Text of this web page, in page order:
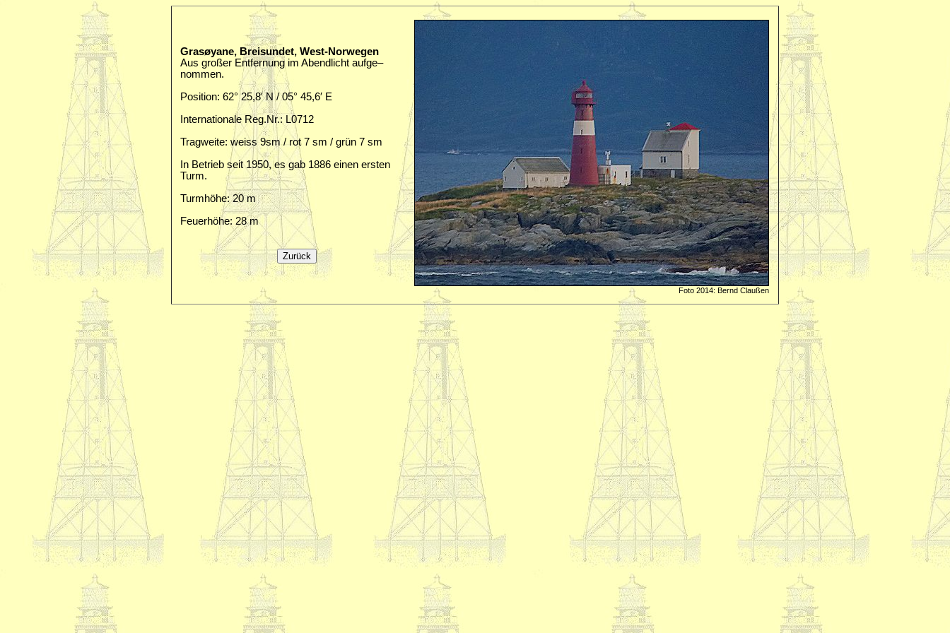
Grasøyane, Breisundet, West-Norwegen
Aus großer Entfernung im Abendlicht aufge–
nommen.
Position: 62° 25,8′ N / 05° 45,6′ E
Internationale Reg.Nr.: L0712
Tragweite: weiss 9sm / rot 7 sm / grün 7 sm
In Betrieb seit 1950, es gab 1886 einen ersten
Turm.
Turmhöhe: 20 m
Feuerhöhe: 28 m
Foto 2014: Bernd Claußen